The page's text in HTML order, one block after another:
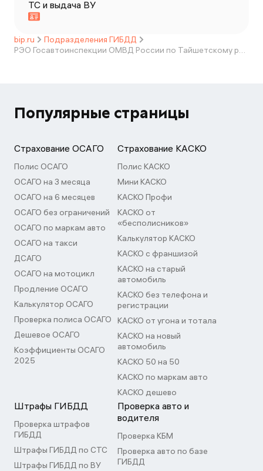
ТС и выдача ВУ
bip.ru
Подразделения ГИБДД
РЭО Госавтоинспекции ОМВД России по Тайшетскому району
Популярные страницы
Страхование ОСАГО
Полис ОСАГО
ОСАГО на 3 месяца
ОСАГО на 6 месяцев
ОСАГО без ограничений
ОСАГО по маркам авто
ОСАГО на такси
ДСАГО
ОСАГО на мотоцикл
Продление ОСАГО
Калькулятор ОСАГО
Проверка полиса ОСАГО
Дешевое ОСАГО
Коэффициенты ОСАГО
2025
Страхование КАСКО
Полис КАСКО
Мини КАСКО
КАСКО Профи
КАСКО от
«бесполисников»
Калькулятор КАСКО
КАСКО с франшизой
КАСКО на старый
автомобиль
КАСКО без телефона и
регистрации
КАСКО от угона и тотала
КАСКО на новый
автомобиль
КАСКО 50 на 50
КАСКО по маркам авто
КАСКО дешево
Штрафы ГИБДД
Проверка штрафов
ГИБДД
Штрафы ГИБДД по СТС
Штрафы ГИБДД по ВУ
Проверка авто и
водителя
Проверка КБМ
Проверка авто по базе
ГИБДД